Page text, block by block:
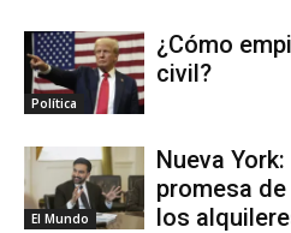
Política
¿Cómo
civil?
El Mundo
Nueva
promesa
los